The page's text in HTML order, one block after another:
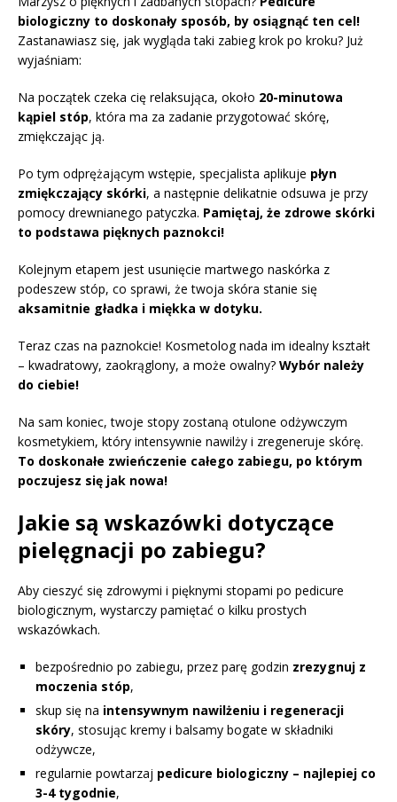
biologiczny to doskonały sposób, by osiągnąć ten cel!
Zastanawiasz się, jak wygląda taki zabieg krok po kroku? Już
wyjaśniam:
Na początek czeka cię relaksująca, około 20-minutowa
kąpiel stóp, która ma za zadanie przygotować skórę,
zmiękczając ją.
Po tym odprężającym wstępie, specjalista aplikuje płyn
zmiękczający skórki, a następnie delikatnie odsuwa je przy
pomocy drewnianego patyczka. Pamiętaj, że zdrowe skórki
to podstawa pięknych paznokci!
Kolejnym etapem jest usunięcie martwego naskórka z
podeszew stóp, co sprawi, że twoja skóra stanie się
aksamitnie gładka i miękka w dotyku.
Teraz czas na paznokcie! Kosmetolog nada im idealny kształt
– kwadratowy, zaokrąglony, a może owalny? Wybór należy
do ciebie!
Na sam koniec, twoje stopy zostaną otulone odżywczym
kosmetykiem, który intensywnie nawilży i zregeneruje skórę.
To doskonałe zwieńczenie całego zabiegu, po którym
poczujesz się jak nowa!
Jakie są wskazówki dotyczące
pielęgnacji po zabiegu?
Aby cieszyć się zdrowymi i pięknymi stopami po pedicure
biologicznym, wystarczy pamiętać o kilku prostych
wskazówkach.
bezpośrednio po zabiegu, przez parę godzin zrezygnuj z
moczenia stóp,
skup się na intensywnym nawilżeniu i regeneracji
skóry, stosując kremy i balsamy bogate w składniki
odżywcze,
regularnie powtarzaj pedicure biologiczny – najlepiej co
3-4 tygodnie,